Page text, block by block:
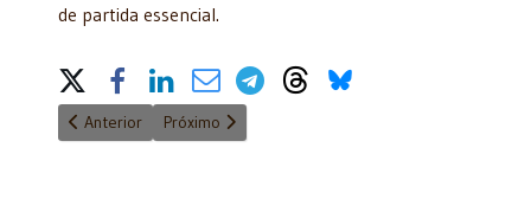
de partida essencial.
Share on Social Media
Artigo anterior: Personalidade plural
Anterior Próximo artigo: Sérgio Cabral – corrupção enredo
Próximo